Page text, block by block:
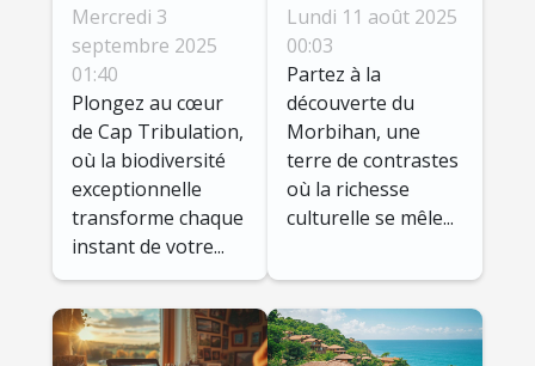
de Cap
Tribulation
enrichit-elle
votre voyage
Mercredi 3
septembre 2025
01:40
Plongez au cœur
de Cap Tribulation,
où la biodiversité
exceptionnelle
transforme chaque
instant de votre...
cachés du
Morbihan :
culture et
nature
Lundi 11 août 2025
00:03
Partez à la
découverte du
Morbihan, une
terre de contrastes
où la richesse
culturelle se mêle...